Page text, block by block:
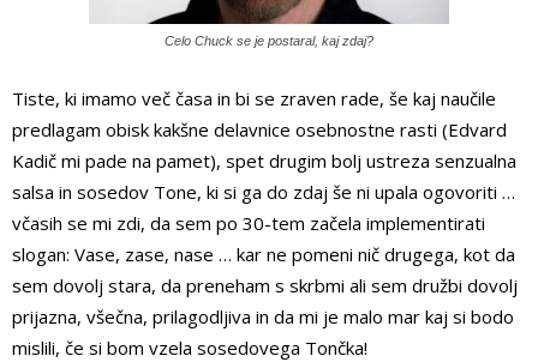
Celo Chuck se je postaral, kaj zdaj?
Tiste, ki imamo več časa in bi se zraven rade, še kaj naučile
predlagam obisk kakšne delavnice osebnostne rasti (Edvard
Kadič mi pade na pamet), spet drugim bolj ustreza senzualna
salsa in sosedov Tone, ki si ga do zdaj še ni upala ogovoriti …
včasih se mi zdi, da sem po 30-tem začela implementirati
slogan: Vase, zase, nase … kar ne pomeni nič drugega, kot da
sem dovolj stara, da preneham s skrbmi ali sem družbi dovolj
prijazna, všečna, prilagodljiva in da mi je malo mar kaj si bodo
mislili, če si bom vzela sosedovega Tončka!